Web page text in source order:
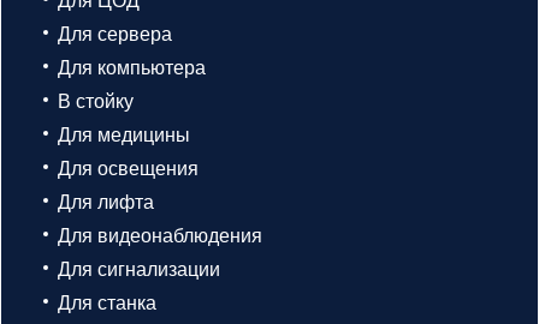
Для сервера
Для компьютера
В стойку
Для медицины
Для освещения
Для лифта
Для видеонаблюдения
Для сигнализации
Для станка